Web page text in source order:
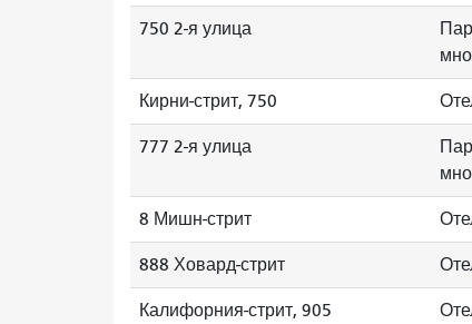
750 2-я улица
Кирни-стрит, 750
777 2-я улица
8 Мишн-стрит
888 Ховард-стрит
Калифорния-стрит, 905